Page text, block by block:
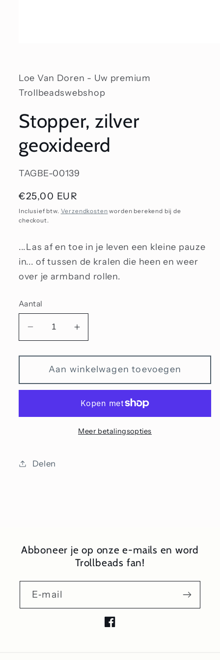
modaal
Loe Van Doren - Uw premium
Trollbeadswebshop
Stopper, zilver
geoxideerd
SKU:
TAGBE-00139
Normale
prijs
€25,00 EUR
Inclusief btw. Verzendkosten worden berekend bij de
checkout.
...Las af en toe in je leven een kleine pauze
in... of tussen de kralen die heen en weer
over je armband rollen.
Aantal
Aantal
verlagen
voor
Stopper,
zilver
Aantal
verhogen
voor
Stopper,
zilver
Aan winkelwagen toevoegen
Meer betalingsopties
Delen
Abboneer je op onze e-mails en word
Trollbeads fan!
E‑mail
Facebook